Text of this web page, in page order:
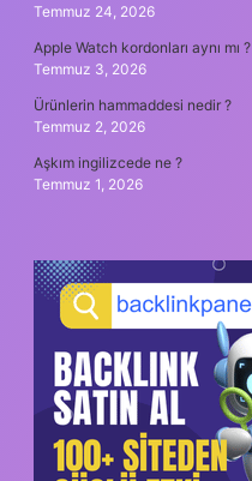
Temmuz 24, 2026
Apple Watch kordonları aynı mı ?
Temmuz 3, 2026
Ürünlerin hammaddesi nedir ?
Temmuz 2, 2026
Aşkım ingilizcede ne ?
Temmuz 1, 2026